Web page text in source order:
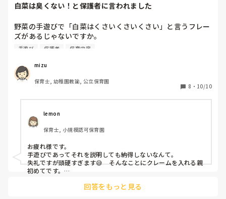
白菜は臭くない！と保護者に言われました
野菜の手遊びで「白菜はくさいくさいくさい」と言うフレー
ズがあるじゃないですか。
「白菜は臭くないのにそんな風に教えないで欲しい」と保護
あれって言葉の韻を楽しむ手遊びだと思うので、その事を保
護者に伝えた上で、確かにそうですよね〜と保護者には話し
たのですが、イマイチ納得してもらえませんでした😅
手遊び 保護者 保育内容
mizu
保育士, 幼稚園教諭, 公立保育園
8 ・ 10/10
lemon
保育士, 小規模認可保育園
お疲れ様です。
手遊びであってそれを説明しても納得しないなんて。
失礼ですが頭硬すぎます😅　そんなことにクレームを入れる親
初めてです。
回答をもっと見る